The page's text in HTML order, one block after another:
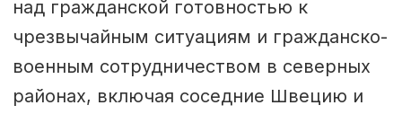
над гражданской готовностью к
чрезвычайным ситуациям и гражданско-
военным сотрудничеством в северных
районах, включая соседние Швецию и